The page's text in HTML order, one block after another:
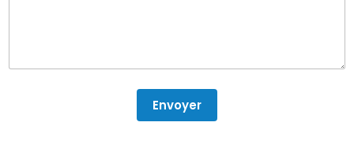
Envoyer